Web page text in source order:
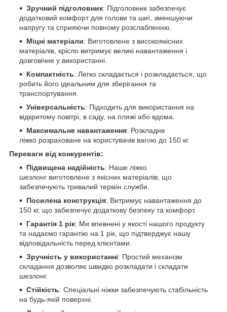
Зручний підголовник: Підголовник забезпечує
додатковий комфорт для голови та шиї, зменшуючи
напругу та сприяючи повному розслабленню.
Міцні матеріали: Виготовлене з високоякісних
матеріалів, крісло витримує великі навантаження і
довговічне у використанні.
Компактність: Легко складається і розкладається, що
робить його ідеальним для зберігання та
транспортування.
Універсальність: Підходить для використання на
відкритому повітрі, в саду, на пляжі або вдома.
Максимальне навантаження: Розкладне
ліжко розраховане на користувачів вагою до 150 кг.
Переваги від конкурентів:
Підвищена надійність: Наше ліжко
шезлонг виготовлене з якісних матеріалів, що
забезпечують тривалий термін служби.
Посилена конструкція: Витримує навантаження до
150 кг, що забезпечує додаткову безпеку та комфорт.
Гарантія 1 рік: Ми впевнені у якості нашого продукту
та надаємо гарантію на 1 рік, що підтверджує нашу
відповідальність перед клієнтами.
Зручність у використанні: Простий механізм
складання дозволяє швидко розкладати і складати
шезлонг.
Стійкість: Спеціальні ніжки забезпечують стабільність
на будь-якій поверхні.